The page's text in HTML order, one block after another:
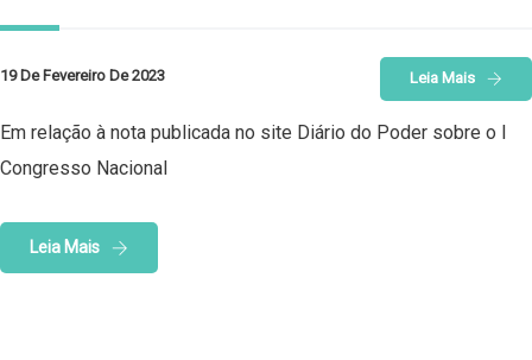
19 De Fevereiro De 2023 Leia Mais
Em relação à nota publicada no site Diário do Poder sobre o I
Congresso Nacional
Leia Mais